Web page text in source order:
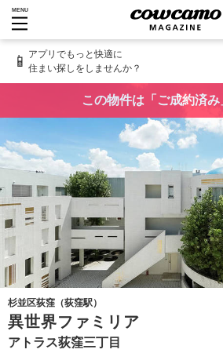
MENU
📱 アプリでもっと快適に
住まい探しをしませんか？
この物件は「ご成約済み
杉並区荻窪（荻窪駅）
異世界ファミリア
アトラス荻窪三丁目